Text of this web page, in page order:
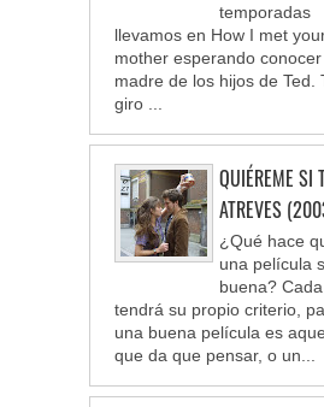
temporadas
llevamos en How I met
mother esperando conocer
madre de los hijos de Ted.
giro ...
QUIÉREME SI
ATREVES
¿Qué hace
una película
buena?
tendrá su propio criterio,
una buena película es
que da que pensar, o un...